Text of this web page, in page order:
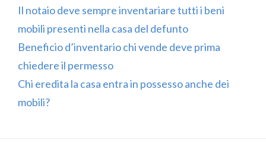
Il notaio deve sempre inventariare tutti i beni
mobili presenti nella casa del defunto
Beneficio d’inventario chi vende deve prima
chiedere il permesso
Chi eredita la casa entra in possesso anche dei
mobili?